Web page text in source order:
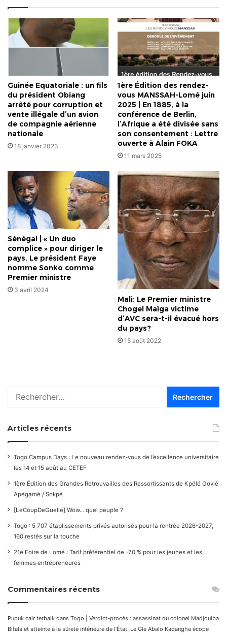
Guinée Equatoriale : un fils
du président Obiang
arrêté pour corruption et
vente illégale d’un avion
de compagnie aérienne
nationale
18 janvier 2023
1ère Édition des rendez-
vous MANSSAH-Lomé juin
2025 | En 1885, à la
conférence de Berlin,
l’Afrique a été divisée sans
son consentement : Lettre
ouverte à Alain FOKA
11 mars 2025
Sénégal | « Un duo
complice » pour diriger le
pays. Le président Faye
nomme Sonko comme
Premier ministre
3 avril 2024
Mali: Le Premier ministre
Chogel Maïga victime
d’AVC sera-t-il évacué hors
du pays?
15 août 2022
Articles récents
Togo Campus Days : Le nouveau rendez-vous de l’excellence universitaire
les 14 et 15 août au CETEF
1ère Édition des Grandes Retrouvailles des Ressortissants de Kpélé Govié
Apégamé / Sokpé
[LeCoupDeGuelle] Wow… quel peuple ?
Togo : 5 707 établissements privés autorisés pour la rentrée 2026-2027,
160 restés sur la touche
21e Foire de Lomé : Tarif préférentiel de -70 % pour les jeunes et les
femmes entrepreneures
Commentaires récents
Pupuk cair terbaik dans Togo | Verdict-procès : assassinat du colonel Madjoulba
Bitala et atteinte à la sûreté intérieure de l’État. Le Gle Abalo Kadangha écope